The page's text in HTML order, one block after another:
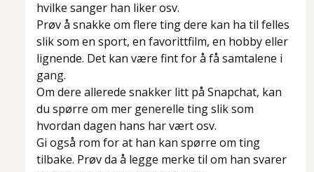
hvilke sanger han liker osv.
Prøv å snakke om flere ting dere kan ha til felles
slik som en sport, en favorittfilm, en hobby eller
lignende. Det kan være fint for å få samtalene i
gang.
Om dere allerede snakker litt på Snapchat, kan
du spørre om mer generelle ting slik som
hvordan dagen hans har vært osv.
Gi også rom for at han kan spørre om ting
tilbake. Prøv da å legge merke til om han svarer